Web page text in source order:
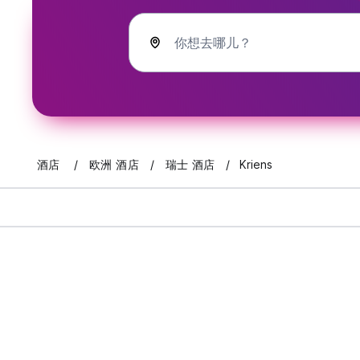
你想去哪儿？
酒店 欧洲 酒店 瑞士 酒店 Kriens